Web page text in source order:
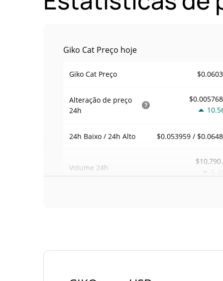
Giko Cat Preço hoje
Giko Cat Preço
Alteração de preço
24h
24h Baixo / 24h Alto $0.053959 /
Volume 24h